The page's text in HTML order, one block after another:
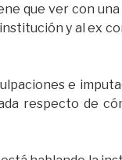
que ver con
y al ex
e
respecto de